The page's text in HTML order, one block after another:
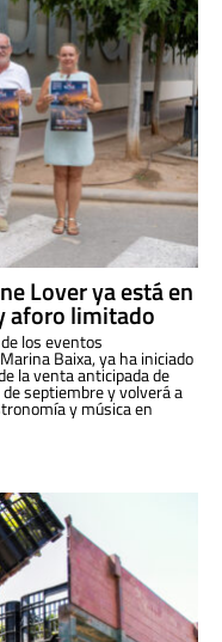
Lover ya está en
aforo limitado
los eventos
Baixa, ya ha iniciado
la venta anticipada de
septiembre y volverá a
y música en